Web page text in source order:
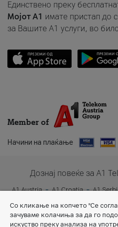
Единствено преку
Мојот A1 имате пристап до
за Вашите A1 услуги, во
Member of
Начини на плаќање
Дознај повеќе за A1
A1 Austria A1 Croatia A1
Со кликање на копчето "Се
зачуваме колачиња за да го
искуство преку анализа на